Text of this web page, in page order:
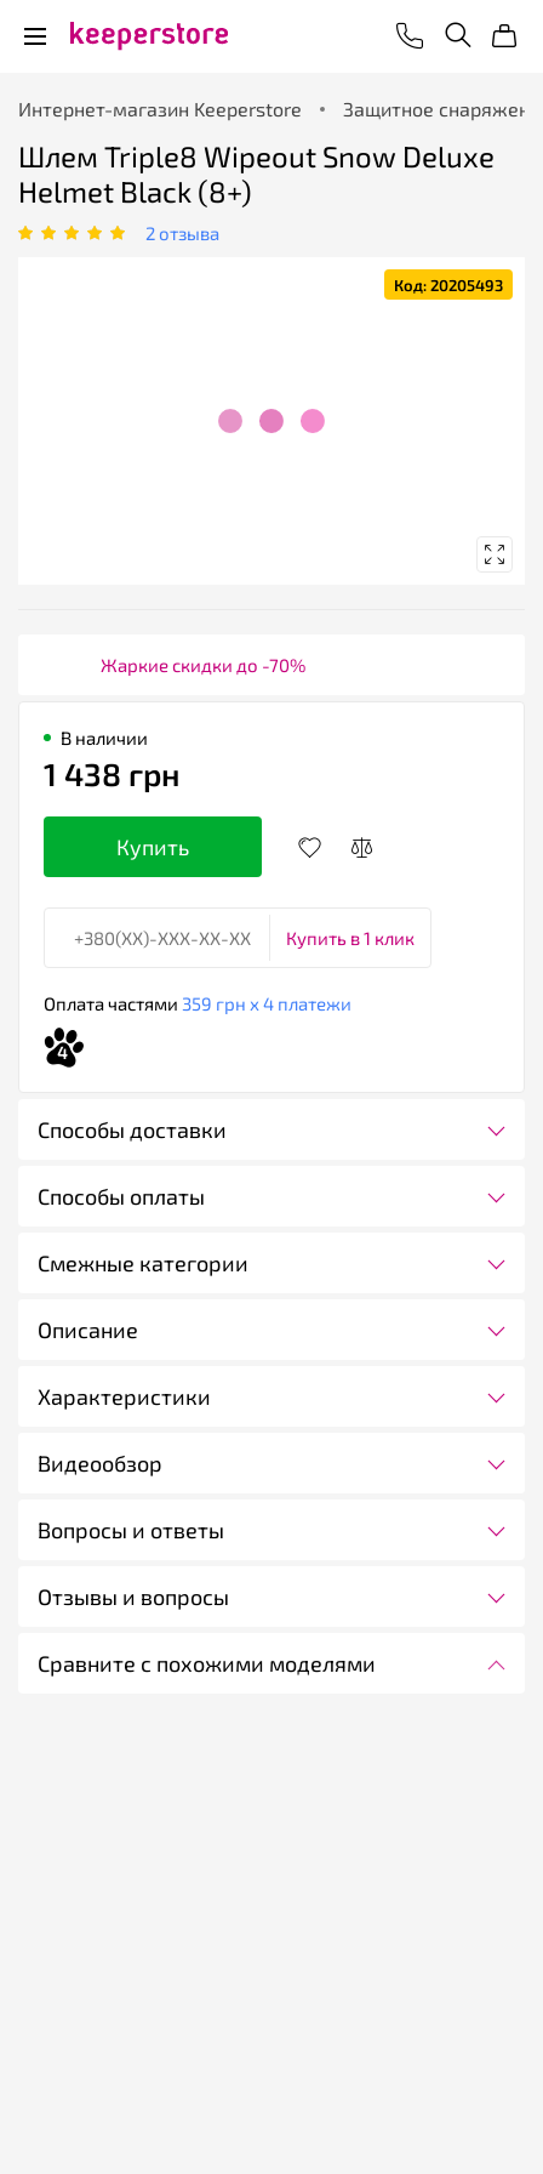
Интернет-магазин Keeperstore Защитное
Шлем Triple8 Wipeout Snow Deluxe
Helmet Black (8+)
2 отзыва
Код: 20205493
Жаркие скидки до -70%
В наличии
1 438 грн
Купить
Купить в 1 клик
Оплата частями 359 грн х 4 платежи
4
Способы доставки
Способы оплаты
Смежные категории
Описание
Характеристики
Видеообзор
Вопросы и ответы
Отзывы и вопросы
Сравните с похожими моделями